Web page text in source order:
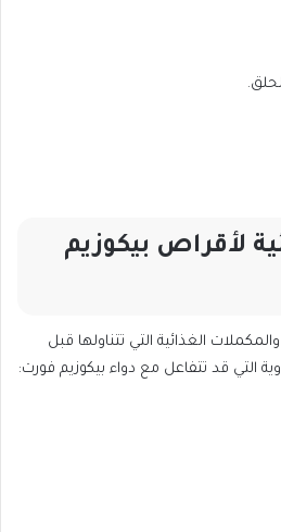
لأقراص بيكوزيم
الغذائية التي تتناولها قبل
التي قد تتفاعل مع دواء بيكوزيم فورت: